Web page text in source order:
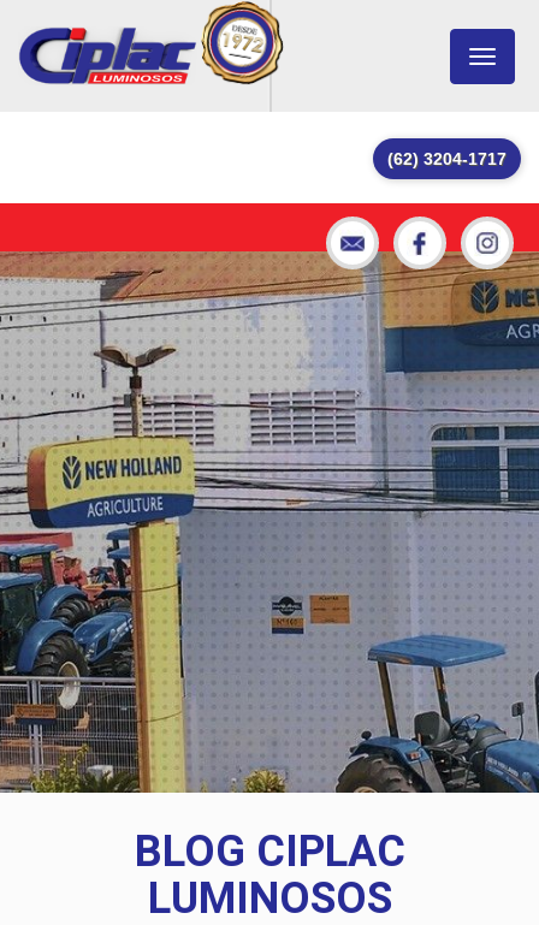
Toggle
(62) 3204-1717
BLOG CIPLAC
LUMINOSOS